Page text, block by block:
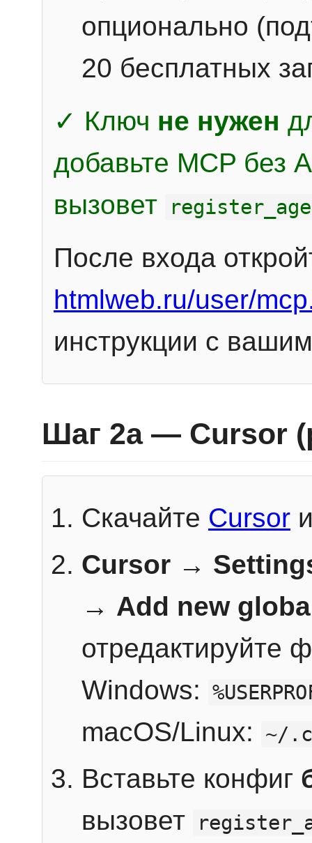
опционально
20 бесплатных
✓ Ключ не нужен
добавьте MCP без
вызовет
После входа
htmlweb.ru/user/
инструкции с
Шаг 2a — Cursor
Скачайте Cursor
Cursor →
→ Add new
отредактируйте
Windows:
macOS/Linux: ~/
Вставьте конфиг
вызовет